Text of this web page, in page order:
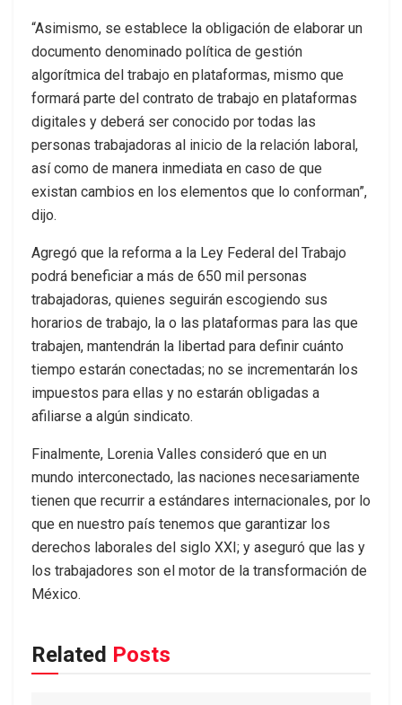
“Asimismo, se establece la obligación de elaborar un
documento denominado política de gestión
algorítmica del trabajo en plataformas, mismo que
formará parte del contrato de trabajo en plataformas
digitales y deberá ser conocido por todas las
personas trabajadoras al inicio de la relación laboral,
así como de manera inmediata en caso de que
existan cambios en los elementos que lo conforman”,
dijo.
Agregó que la reforma a la Ley Federal del Trabajo
podrá beneficiar a más de 650 mil personas
trabajadoras, quienes seguirán escogiendo sus
horarios de trabajo, la o las plataformas para las que
trabajen, mantendrán la libertad para definir cuánto
tiempo estarán conectadas; no se incrementarán los
impuestos para ellas y no estarán obligadas a
afiliarse a algún sindicato.
Finalmente, Lorenia Valles consideró que en un
mundo interconectado, las naciones necesariamente
tienen que recurrir a estándares internacionales, por lo
que en nuestro país tenemos que garantizar los
derechos laborales del siglo XXI; y aseguró que las y
los trabajadores son el motor de la transformación de
México.
Related Posts